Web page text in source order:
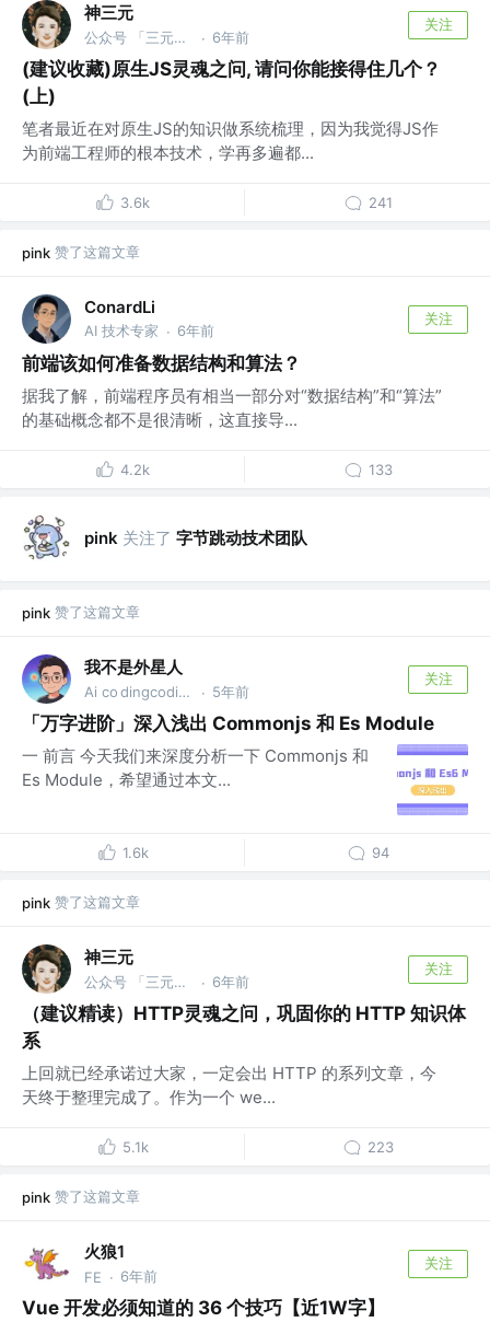
神三元
公众号 「三元同学」 @字节跳动 · 6年前
关注
(建议收藏)原生JS灵魂之问, 请问你能接得住几个？
(上)
笔者最近在对原生JS的知识做系统梳理，因为我觉得JS作
为前端工程师的根本技术，学再多遍都...
3.6k 241
pink 赞了这篇文章
ConardLi
AI 技术专家 · 6年前
关注
前端该如何准备数据结构和算法？
据我了解，前端程序员有相当一部分对“数据结构”和“算法”
的基础概念都不是很清晰，这直接导...
4.2k 133
pink 关注了 字节跳动技术团队
pink 赞了这篇文章
我不是外星人
Ai co dingcoding @攻粽：外星人AI进化录 · 5年前
关注
「万字进阶」深入浅出 Commonjs 和 Es Module
一 前言 今天我们来深度分析一下 Commonjs 和
Es Module，希望通过本文...
1.6k 94
pink 赞了这篇文章
神三元
公众号 「三元同学」 @字节跳动 · 6年前
关注
（建议精读）HTTP灵魂之问，巩固你的 HTTP 知识体
系
上回就已经承诺过大家，一定会出 HTTP 的系列文章，今
天终于整理完成了。作为一个 we...
5.1k 223
pink 赞了这篇文章
火狼1
FE · 6年前
关注
Vue 开发必须知道的 36 个技巧【近1W字】